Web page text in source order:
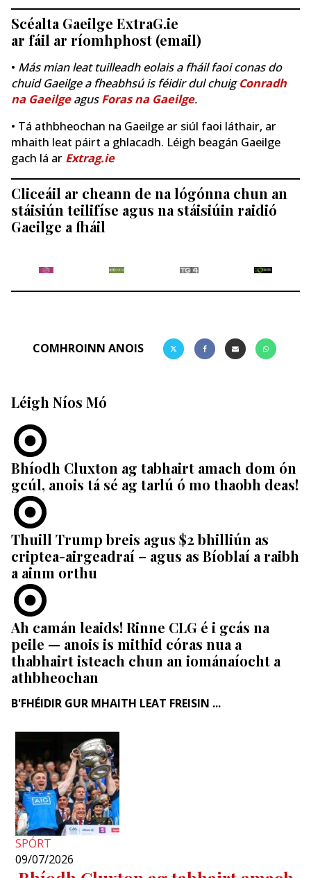
Scéalta Gaeilge ExtraG.ie
ar fáil ar ríomhphost (email)
• Más mian leat tuilleadh eolais a fháil faoi conas do
chuid Gaeilge a fheabhsú is féidir dul chuigConradh
na GaeilgeagusForas na Gaeilge.
• Tá athbheochan na Gaeilge ar siúl faoi láthair, ar
mhaith leat páirt a ghlacadh. Léigh beagán Gaeilge
gach lá ar Extrag.ie
Cliceáil ar cheann de na lógónna chun an
stáisiún teilifíse agus na stáisiúin raidió
Gaeilge a fháil
COMHROINN ANOIS
Léigh Níos Mó
Bhíodh Cluxton ag tabhairt amach dom ón
gcúl, anois tá sé ag tarlú ó mo thaobh deas!
Thuill Trump breis agus $2 bhilliún as
criptea-airgeadraí – agus as Bíoblaí a raibh
a ainm orthu
Ah camán leaids! Rinne CLG é i gcás na
peile — anois is mithid córas nua a
thabhairt isteach chun an iománaíocht a
athbheochan
B'FHÉIDIR GUR MHAITH LEAT FREISIN ...
SPÓRT
09/07/2026